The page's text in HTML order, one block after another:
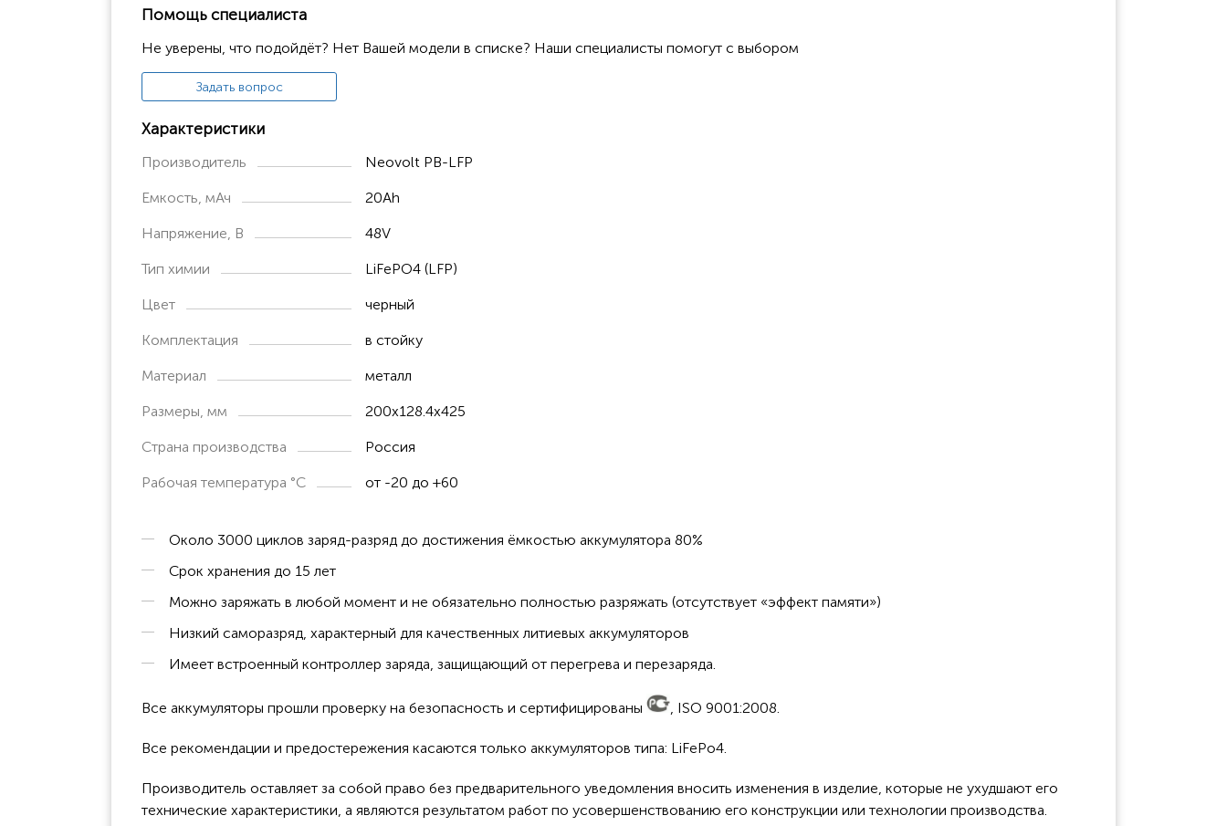
стабильное напряжение при разряде;
встроенная система контроля и управления;
защита от глубокого разряда и перезаряда;
температурный диапазон при разряде от -20°C до +60°C;
литий-ионные элементы аккумулятора от лучших мировых производителей;
беспрецедентная надёжность и безопасность эксплуатации;
срок службы 10 лет.
В 10 раз выгоднее! (Совокупная стоимость владения за 10 лет с учётом отсутствия эксплуатационных затрат).
Помощь специалиста
Не уверены, что подойдёт? Нет Вашей модели в списке? Наши специалисты помогут с выбором
Задать вопрос
Характеристики
Производитель Neovolt PB-LFP
Емкость, мАч 20Ah
Напряжение, В 48V
Тип химии LiFePO4 (LFP)
Цвет черный
Комплектация в стойку
Материал металл
Размеры, мм 200х128.4х425
Страна производства Россия
Рабочая температура °C от -20 до +60
Около 3000 циклов заряд-разряд до достижения ёмкостью аккумулятора 80%
Срок хранения до 15 лет
Можно заряжать в любой момент и не обязательно полностью разряжать (отсутствует «эффект памяти»)
Низкий саморазряд, характерный для качественных литиевых аккумуляторов
Имеет встроенный контроллер заряда, защищающий от перегрева и перезаряда.
Все аккумуляторы прошли проверку на безопасность и сертифицированы , ISO 9001:2008.
Все рекомендации и предостережения касаются только аккумуляторов типа: LiFePo4.
Производитель оставляет за собой право без предварительного уведомления вносить изменения в изделие, которые не ухудшают его
технические характеристики, а являются результатом работ по усовершенствованию его конструкции или технологии производства.